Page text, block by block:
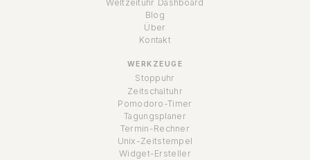
Weltzeituhr Dashboard
Blog
Über
Kontakt
WERKZEUGE
Stoppuhr
Zeitschaltuhr
Pomodoro-Timer
Tagungsplaner
Termin-Rechner
Unix-Zeitstempel
Widget-Ersteller